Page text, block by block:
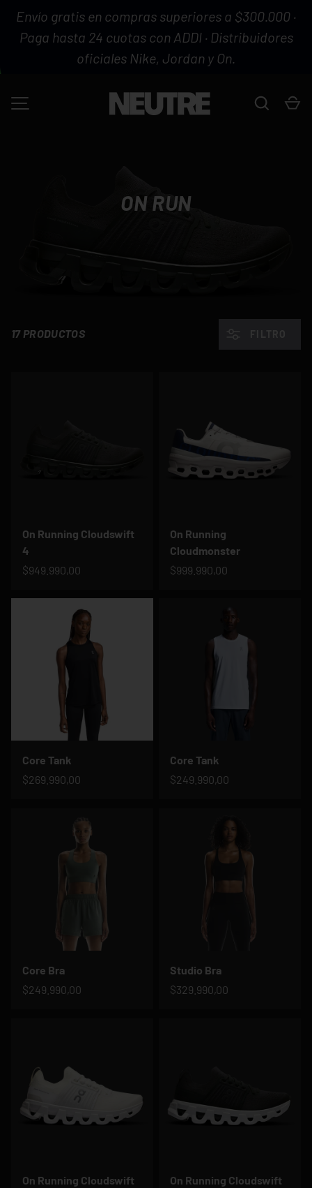
IR AL CONTENIDO
Envío gratis en compras superiores a $300.000 ·
Paga hasta 24 cuotas con ADDI · Distribuidores
oficiales Nike, Jordan y On.
Buscar
ON RUN
17 PRODUCTOS
On Running Cloudswift
4
$949.990,00
On Running
Cloudmonster
$999.990,00
Core Tank
$269.990,00
Core Tank
$249.990,00
Core Bra
$249.990,00
Studio Bra
$329.990,00
On Running Cloudswift
On Running Cloudswift